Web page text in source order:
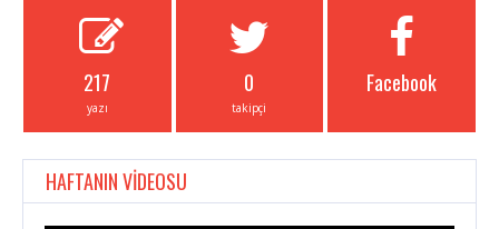
217
yazı
0
takipçi
Facebook
HAFTANIN VİDEOSU